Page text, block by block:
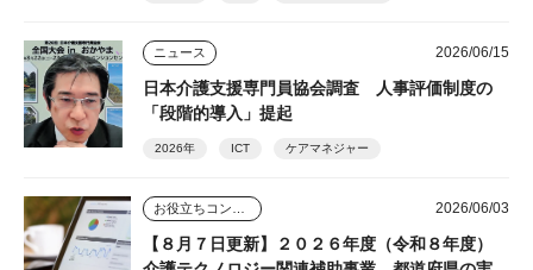
ニュース 2026/06/15
日本介護支援専門員協会調査 人事評価制度の
「段階的導入」提起
2026年 ICT ケアマネジャー
2026/06/03
【８月７日更新】２０２６年度（令和８年度）